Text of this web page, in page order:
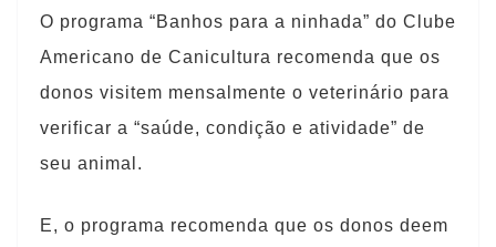
O programa “Banhos para a ninhada” do Clube
Americano de Canicultura recomenda que os
donos visitem mensalmente o veterinário para
verificar a “saúde, condição e atividade” de
seu animal.
E, o programa recomenda que os donos deem